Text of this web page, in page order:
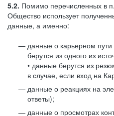
5.2. Помимо перечисленных в
Общество использует
данные, а именно:
данные о карьерном пути
берутся из одного из
• данные берутся из
в случае, если вход на
данные о реакциях на
ответы);
данные о просмотрах